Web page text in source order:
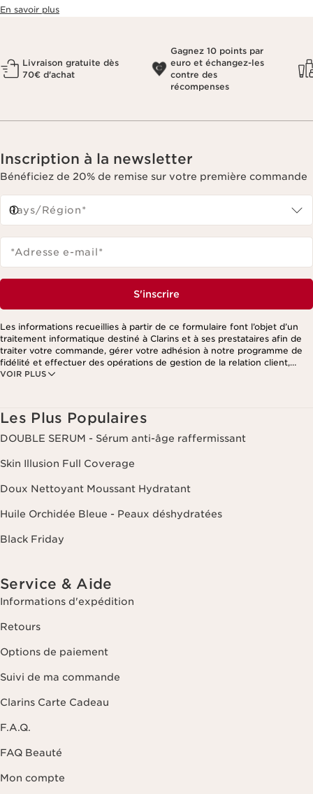
En savoir plus
Livraison gratuite dès
70€ d'achat
Gagnez 10 points par
euro et échangez-les
contre des
récompenses
Inscription à la newsletter
Bénéficiez de 20% de remise sur votre première commande
Pays/Région*
*Adresse e-mail*
S'inscrire
VOIR PLUS
Les informations recueillies à partir de ce formulaire font l’objet d’un
traitement informatique destiné à Clarins et à ses prestataires afin de
traiter votre commande, gérer votre adhésion à notre programme de
fidélité et effectuer des opérations de gestion de la relation client,
notamment pour vous adresser des offres personnalisées en fonction
Les Plus Populaires
DOUBLE SERUM - Sérum anti-âge raffermissant
Skin Illusion Full Coverage
Doux Nettoyant Moussant Hydratant
Huile Orchidée Bleue - Peaux déshydratées
Black Friday
Service & Aide
Informations d'expédition
Retours
Options de paiement
Suivi de ma commande
Clarins Carte Cadeau
F.A.Q.
FAQ Beauté
Mon compte